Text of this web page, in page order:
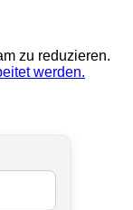
zu reduzieren.
werden.